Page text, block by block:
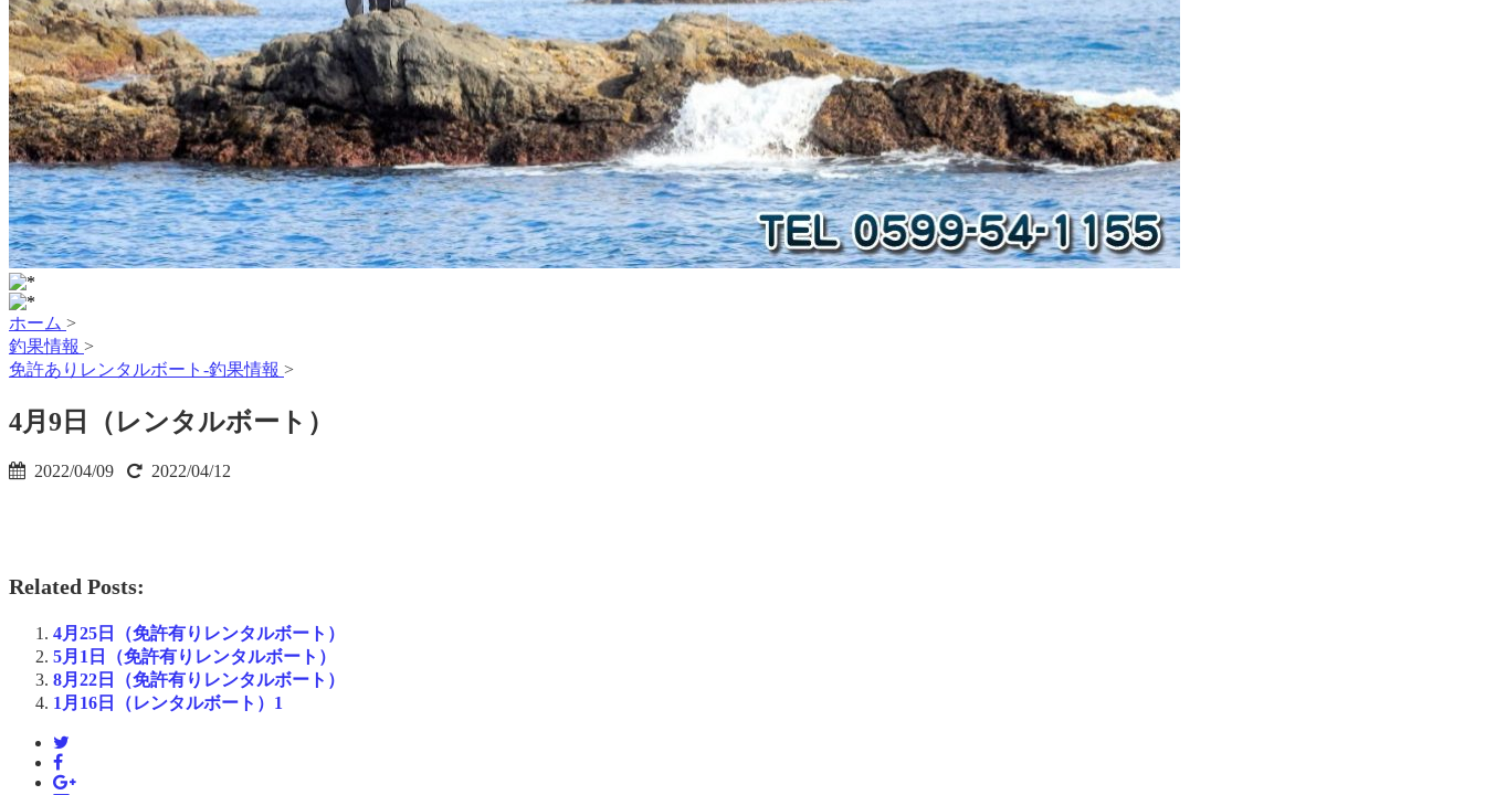
ホーム >
釣果情報 >
免許ありレンタルボート-釣果情報 >
4月9日（レンタルボート）
2022/04/09 2022/04/12
Related Posts:
4月25日（免許有りレンタルボート）
5月1日（免許有りレンタルボート）
8月22日（免許有りレンタルボート）
1月16日（レンタルボート）1